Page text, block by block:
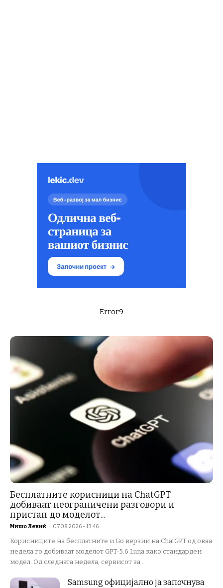
Error9
Бесплатните корисници на ChatGPT
добиваат неограничени разговори и
пристап до моделот...
Мишо Лекиќ - 07.08.2026 - 13:46
Корисниците на бесплатните и Go верзии на ChatGPT од оваа
недела го добиваат моделот GPT-5.6 Luna како стандарден
модел. Од следната недела, сервисот за...
Samsung официјално ја започнува